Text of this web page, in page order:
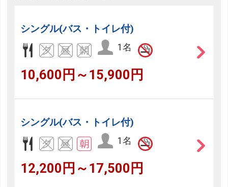
シングル(バス・トイレ付)
1名
10,600円～15,900円
シングル(バス・トイレ付)
1名
12,200円～17,500円